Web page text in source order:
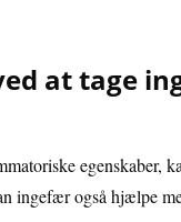
at tage
egenskaber,
ingefær også hjælpe